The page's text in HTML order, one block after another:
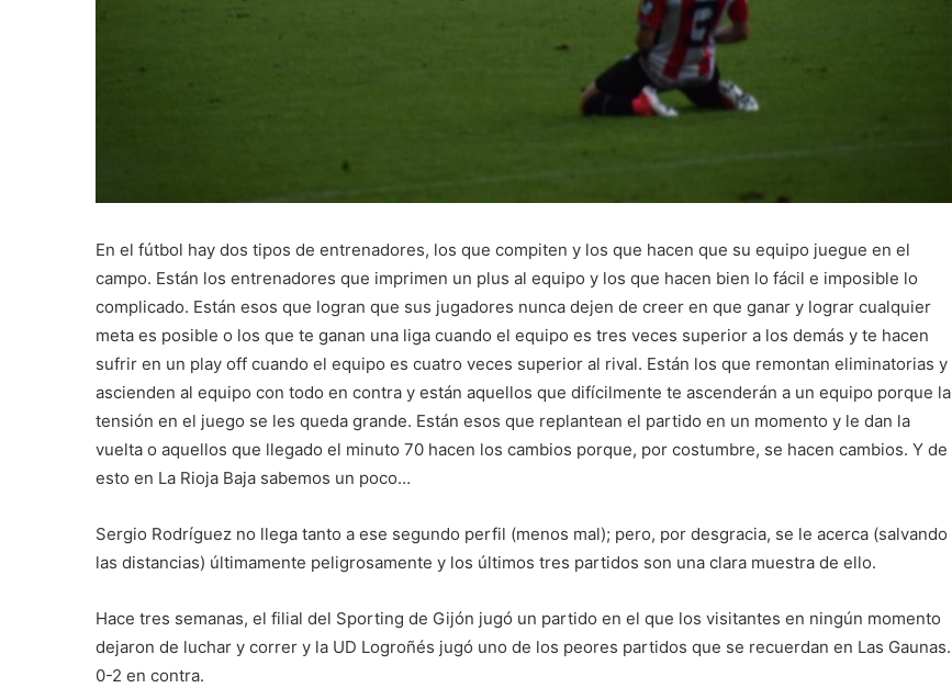
En el fútbol hay dos tipos de entrenadores, los que compiten y los que hacen que su equipo juegue en el
campo. Están los entrenadores que imprimen un plus al equipo y los que hacen bien lo fácil e imposible lo
complicado. Están esos que logran que sus jugadores nunca dejen de creer en que ganar y lograr cualquier
meta es posible o los que te ganan una liga cuando el equipo es tres veces superior a los demás y te hacen
sufrir en un play off cuando el equipo es cuatro veces superior al rival. Están los que remontan eliminatorias y
ascienden al equipo con todo en contra y están aquellos que difícilmente te ascenderán a un equipo porque la
tensión en el juego se les queda grande. Están esos que replantean el partido en un momento y le dan la
vuelta o aquellos que llegado el minuto 70 hacen los cambios porque, por costumbre, se hacen cambios. Y de
esto en La Rioja Baja sabemos un poco…
Sergio Rodríguez no llega tanto a ese segundo perfil (menos mal); pero, por desgracia, se le acerca (salvando
las distancias) últimamente peligrosamente y los últimos tres partidos son una clara muestra de ello.
Hace tres semanas, el filial del Sporting de Gijón jugó un partido en el que los visitantes en ningún momento
dejaron de luchar y correr y la UD Logroñés jugó uno de los peores partidos que se recuerdan en Las Gaunas.
0-2 en contra.